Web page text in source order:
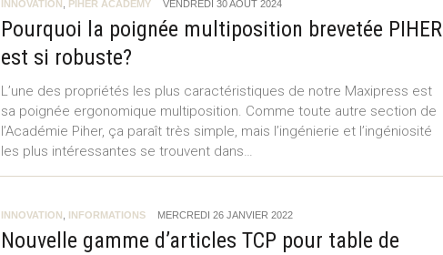
INNOVATION PIHER ACADEMY VENDREDI 30 AOÛT 2024
Pourquoi la poignée multiposition brevetée PIHER
est si robuste?
L’une des propriétés les plus caractéristiques de notre Maxipress est
sa poignée ergonomique multiposition. Comme toute autre section de
l’Académie Piher, ça paraît très simple, mais l’ingénierie et l’ingéniosité
les plus intéressantes se trouvent dans…
INNOVATION INFORMATIONS MERCREDI 26 JANVIER 2022
Nouvelle gamme d’articles TCP pour table de